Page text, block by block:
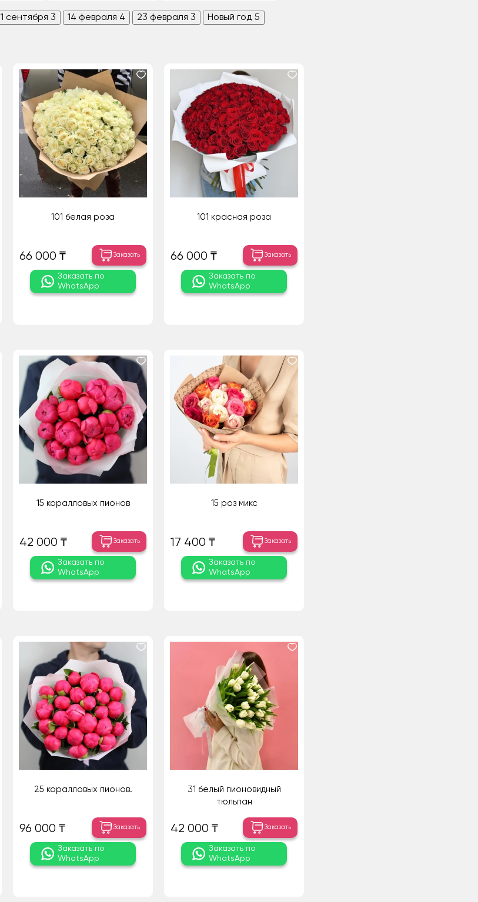
1 сентября 3 14 февраля 4 23 февраля 3 Новый год 5
101 белая роза
66 000 ₸ Заказать
Заказать по
WhatsApp
101 красная роза
66 000 ₸ Заказать
Заказать по
WhatsApp
15 коралловых пионов
42 000 ₸ Заказать
Заказать по
WhatsApp
15 роз микс
17 400 ₸ Заказать
Заказать по
WhatsApp
25 коралловых пионов.
96 000 ₸ Заказать
Заказать по
WhatsApp
31 белый пионовидный
тюльпан
42 000 ₸ Заказать
Заказать по
WhatsApp